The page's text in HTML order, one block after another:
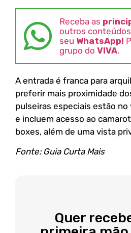
Receba as
outros
seu WhatsApp!
grupo do VIVA.
A entrada é franca para
preferir mais proximidade
pulseiras especiais estão no
e incluem acesso ao
boxes, além de uma vista
Fonte: Guia Curta Mais
Quer